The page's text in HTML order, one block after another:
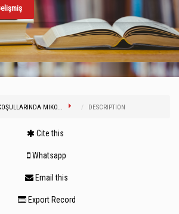
MIKO... DESCRIPTION
Cite this
Whatsapp
Email this
Export Record